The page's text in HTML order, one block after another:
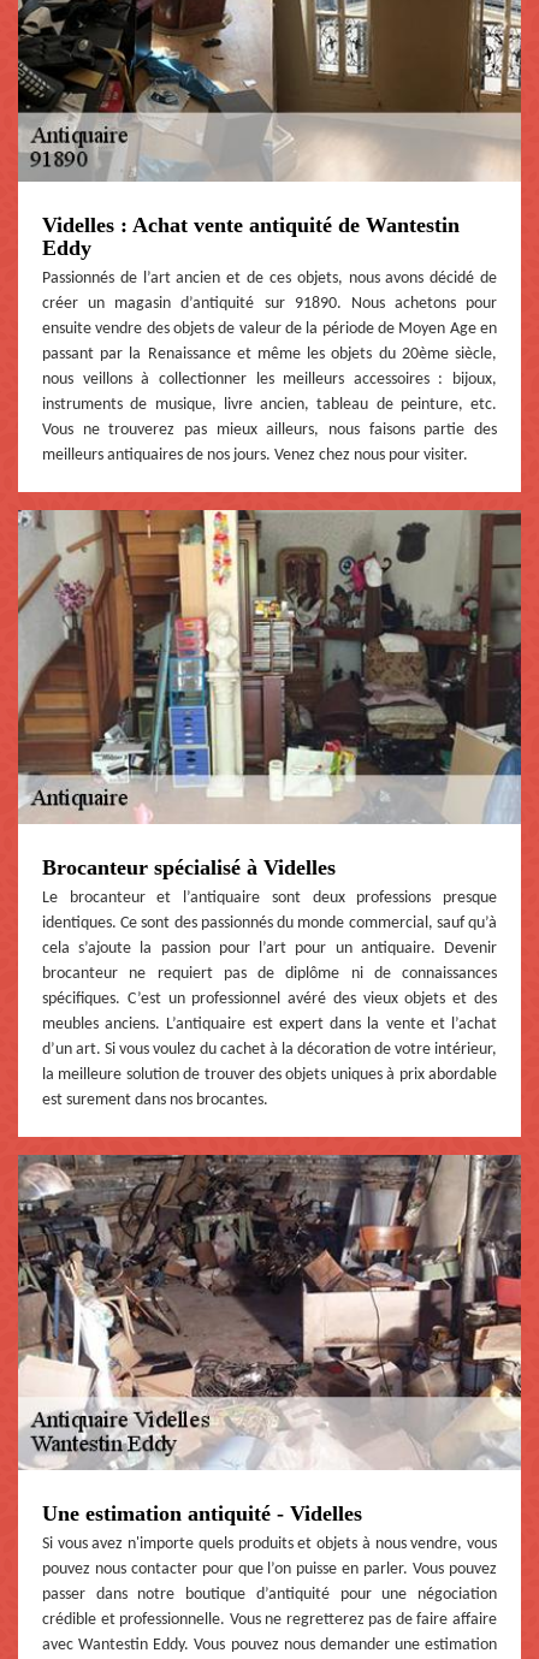
Videlles : Achat vente antiquité de Wantestin
Eddy
Passionnés de l’art ancien et de ces objets, nous avons décidé de
créer un magasin d’antiquité sur 91890. Nous achetons pour
ensuite vendre des objets de valeur de la période de Moyen Age en
passant par la Renaissance et même les objets du 20ème siècle,
nous veillons à collectionner les meilleurs accessoires : bijoux,
instruments de musique, livre ancien, tableau de peinture, etc.
Vous ne trouverez pas mieux ailleurs, nous faisons partie des
meilleurs antiquaires de nos jours. Venez chez nous pour visiter.
Brocanteur spécialisé à Videlles
Le brocanteur et l’antiquaire sont deux professions presque
identiques. Ce sont des passionnés du monde commercial, sauf qu’à
cela s’ajoute la passion pour l’art pour un antiquaire. Devenir
brocanteur ne requiert pas de diplôme ni de connaissances
spécifiques. C’est un professionnel avéré des vieux objets et des
meubles anciens. L’antiquaire est expert dans la vente et l’achat
d’un art. Si vous voulez du cachet à la décoration de votre intérieur,
la meilleure solution de trouver des objets uniques à prix abordable
est surement dans nos brocantes.
Une estimation antiquité - Videlles
Si vous avez n'importe quels produits et objets à nous vendre, vous
pouvez nous contacter pour que l’on puisse en parler. Vous pouvez
passer dans notre boutique d’antiquité pour une négociation
crédible et professionnelle. Vous ne regretterez pas de faire affaire
avec Wantestin Eddy. Vous pouvez nous demander une estimation